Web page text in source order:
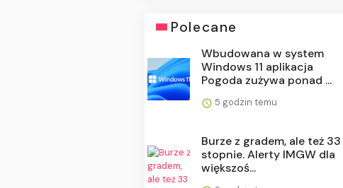
Polecane
Wbudowana w system
Windows 11 aplikacja
Pogoda zużywa ponad ...
5 godzin temu
Burze z gradem, ale też 33
stopnie. Alerty IMGW dla
większoś...